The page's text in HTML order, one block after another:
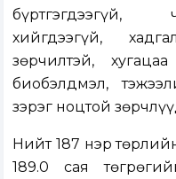
бүртгэгдээгүй,
хийгдээгүй,
зөрчилтэй,
биобэлдмэл,
зэрэг ноцтой
Нийт 187 нэр
189.0 сая